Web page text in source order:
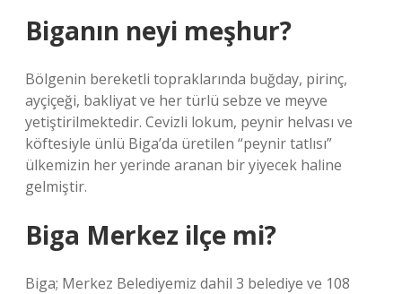
Biganın neyi meşhur?
Bölgenin bereketli topraklarında buğday, pirinç,
ayçiçeği, bakliyat ve her türlü sebze ve meyve
yetiştirilmektedir. Cevizli lokum, peynir helvası ve
köftesiyle ünlü Biga’da üretilen “peynir tatlısı”
ülkemizin her yerinde aranan bir yiyecek haline
gelmiştir.
Biga Merkez ilçe mi?
Biga; Merkez Belediyemiz dahil 3 belediye ve 108